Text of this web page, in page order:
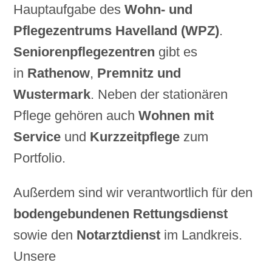
Hauptaufgabe desWohn- und
Pflegezentrums Havelland (WPZ).
Seniorenpflegezentren gibt es
in Rathenow, Premnitz und
Wustermark. Neben der stationären
Pflege gehören auchWohnen mit
Service und Kurzzeitpflege zum
Portfolio.
Außerdem sind wir verantwortlich für den
bodengebundenen Rettungsdienst
sowie den Notarztdienst im Landkreis.
Unsere